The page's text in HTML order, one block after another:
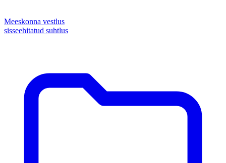
Meeskonna vestlus
sisseehitatud suhtlus